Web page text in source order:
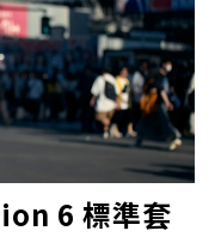
6 標準套